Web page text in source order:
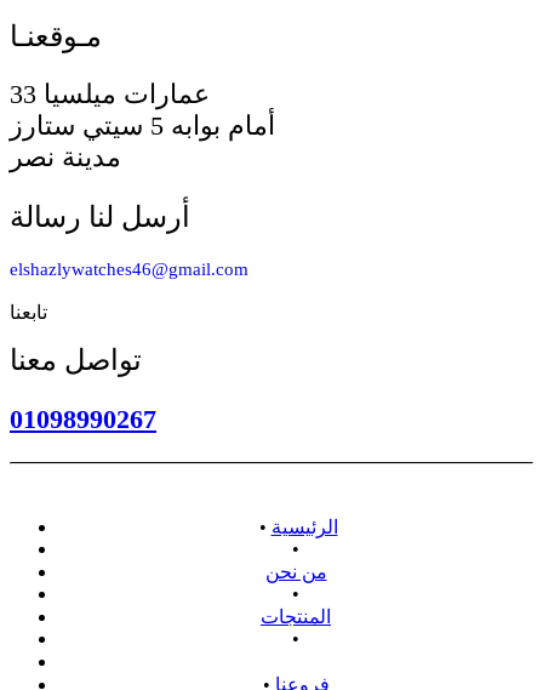
أمام بوابه 5 سيتي ستارز
مدينة نصر
أرسل لنا رسالة
elshazlywatches46@gmail.com
تابعنا
تواصل معنا
01098990267
• الرئيسية
•
من نحن
•
المنتجات
•
• فروعنا